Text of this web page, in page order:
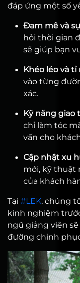
đáp ứng một số
Đam mê và
hỏi thời gian
sẽ giúp bạn
Khéo léo và tỉ
vào từng
xác.
Kỹ năng giao
chỉ làm tóc
vấn cho
Cập nhật xu
mới, kỹ thuật
của khách
Tại #LEK, chúng
kinh nghiệm
ngũ giảng viên
đường chinh